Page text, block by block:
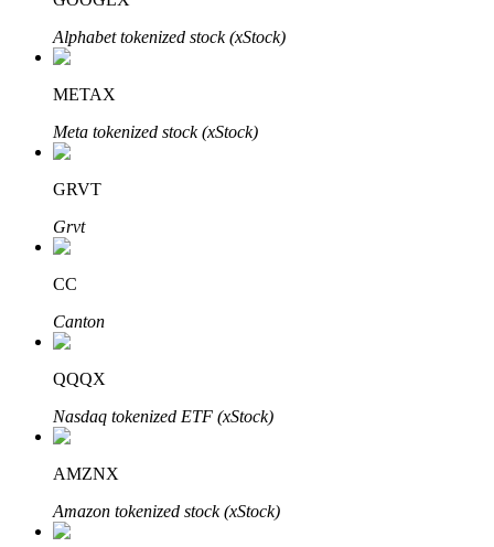
Investasi Otomatis
Raih keuntungan jangka panjang dan kepentingan fleksibel
Bitrue
Alphabet tokenized stock (xStock)
METAX
Meta tokenized stock (xStock)
GRVT
Grvt
CC
Canton
QQQX
Nasdaq tokenized ETF (xStock)
AMZNX
Amazon tokenized stock (xStock)